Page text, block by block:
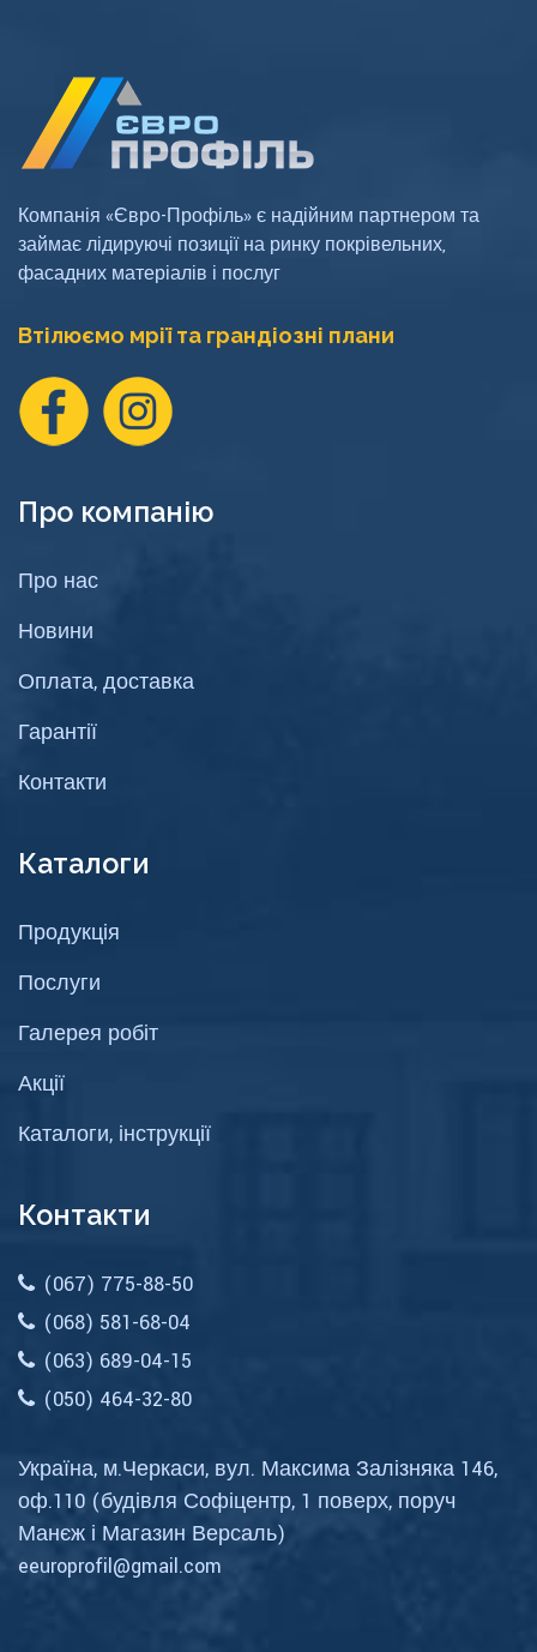
Компанія «Євро-Профіль» є надійним партнером та
займає лідируючі позиції на ринку покрівельних,
фасадних матеріалів і послуг
Втілюємо мрії та грандіозні плани
Про компанію
Про нас
Новини
Оплата, доставка
Гарантії
Контакти
Каталоги
Продукція
Послуги
Галерея робіт
Акції
Каталоги, інструкції
Контакти
(067) 775-88-50
(068) 581-68-04
(063) 689-04-15
(050) 464-32-80
Україна, м.Черкаси, вул. Максима Залізняка 146,
оф.110 (будівля Софіцентр, 1 поверх, поруч
Манєж і Магазин Версаль)
eeuroprofil@gmail.com